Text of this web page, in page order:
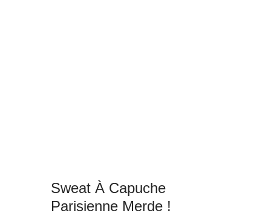
Sweat À Capuche
Parisienne Merde !